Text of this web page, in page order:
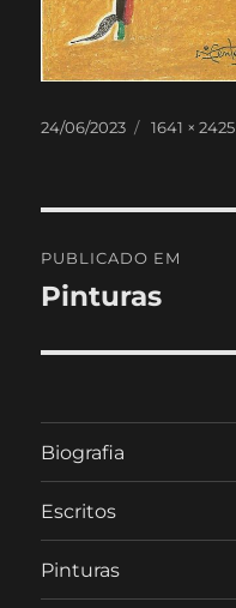
Publicado
24/06/2023
Tamanho
1641 × 2425
de
PUBLICADO EM
Pinturas
Biografia
Escritos
Pinturas